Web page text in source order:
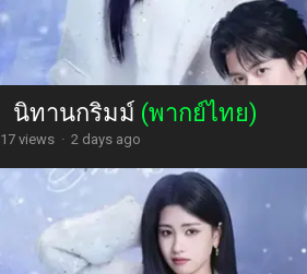
นิทานกริมม์ (พากย์ไทย)
17 views · 2 days ago